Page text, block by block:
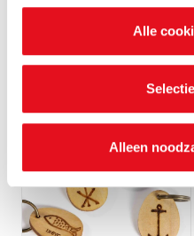
nalezen welke cookies we
waarvoor ze dienen en
je voorkeuren ook op elk
Alle
Alleen
Bekijk geschenk